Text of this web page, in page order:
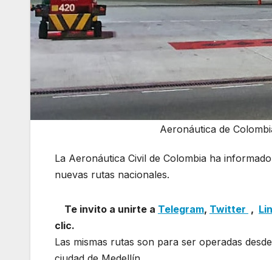
Aeronáutica de
La Aeronáutica Civil de Colombia ha
nuevas rutas nacionales.
Te invito a unirte a Telegram, Twitter ,
clic.
Las mismas rutas son para ser operadas